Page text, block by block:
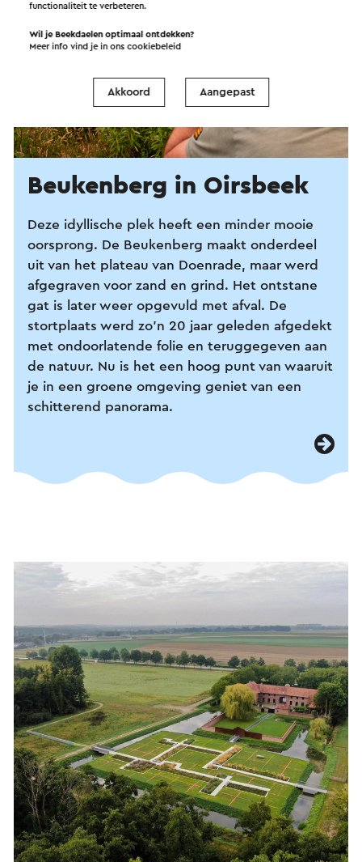
Beukenberg in Oirsbeek
Deze idyllische plek heeft een minder mooie
oorsprong. De Beukenberg maakt onderdeel
uit van het plateau van Doenrade, maar werd
afgegraven voor zand en grind. Het ontstane
gat is later weer opgevuld met afval. De
stortplaats werd zo’n 20 jaar geleden afgedekt
met ondoorlatende folie en teruggegeven aan
de natuur. Nu is het een hoog punt van waaruit
je in een groene omgeving geniet van een
schitterend panorama.
functionaliteit te verbeteren.
Wil je Beekdaelen optimaal ontdekken?
Meer info vind je in onscookiebeleid
Akkoord Aangepast